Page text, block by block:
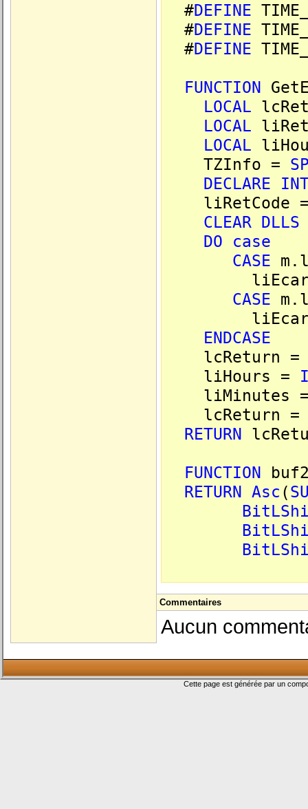
#DEFINE
#DEFINE
#DEFINE
FUNCTION
LOCAL
LOCAL
LOCAL
TZInfo =
DECLARE
liRetCode =
CLEAR DLLS
DO
case
CASE
CASE
ENDCASE
lcReturn
liHours =
liMinutes
lcReturn =
RETURN
FUNCTION
RETURN Asc (
Commentaires
Aucun
Cette page est générée par un